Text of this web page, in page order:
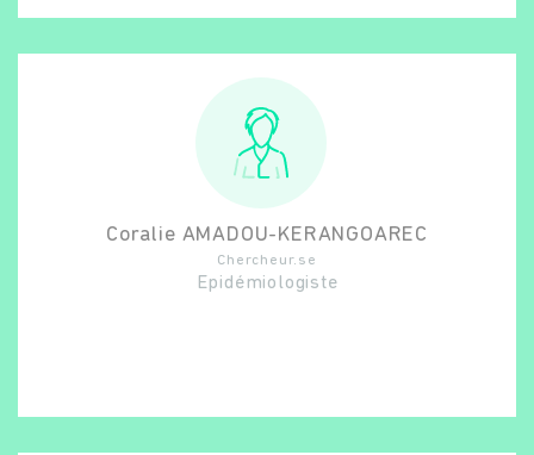
Coralie AMADOU-KERANGOAREC
Chercheur.se
Epidémiologiste